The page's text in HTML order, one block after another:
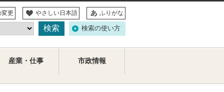
更 やさしい日本語 ふりがな
検索の使い方
産業・仕事 市政情報